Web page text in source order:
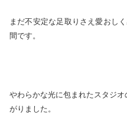
まだ不安定な足取りさえ愛おし
間です。
やわらかな光に包まれたスタジ
がりました。